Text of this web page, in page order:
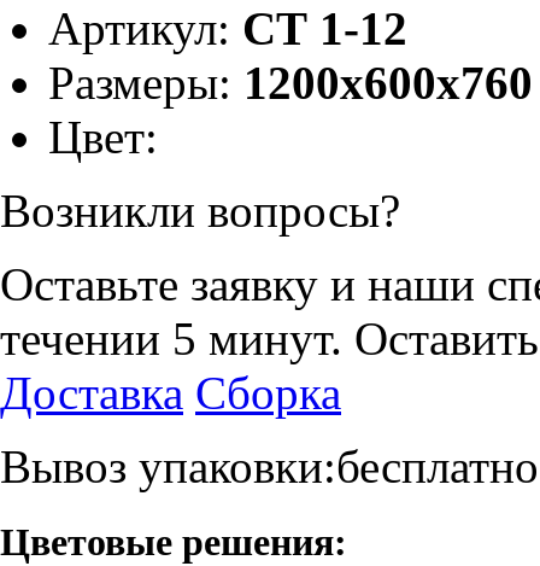
Артикул: СТ 1-12
Размеры:
Цвет:
Возникли вопросы?
Оставьте заявку и наши
течении 5 минут.
Доставка Сборка
Вывоз упаковки:бесплатно
Цветовые решения: